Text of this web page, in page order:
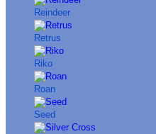
Reindeer
Retrus
Riko
Roan
Seed